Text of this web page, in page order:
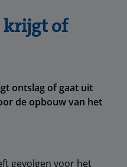
krijgt of
ontslag of gaat uit
de opbouw van het
gevolgen voor het